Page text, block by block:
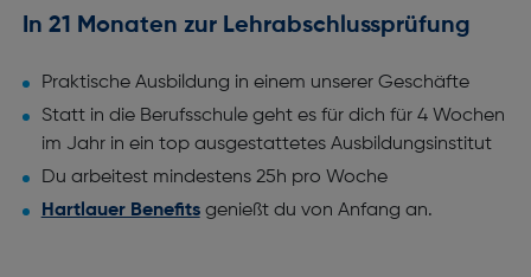
In 21 Monaten zur Lehrabschlussprüfung
Praktische Ausbildung in einem unserer Geschäfte
Statt in die Berufsschule geht es für dich für 4 Wochen
im Jahr in ein top ausgestattetes Ausbildungsinstitut
Du arbeitest mindestens 25h pro Woche
Hartlauer Benefitsgenießt du von Anfang an.